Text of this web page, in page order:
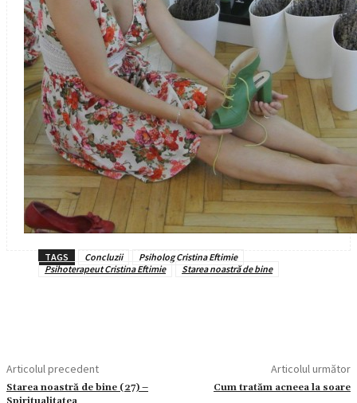
TAGS Concluzii
Psiholog Cristina Eftimie
Psihoterapeut Cristina Eftimie
Starea noastră de bine
Articolul precedent
Starea noastră de bine (27) –
Articolul următor
Cum tratăm acneea la soare